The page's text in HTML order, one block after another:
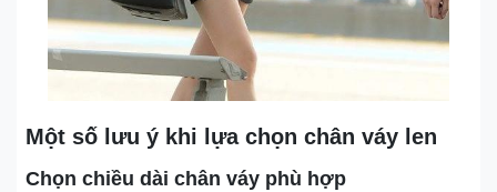
Một số lưu ý khi lựa chọn chân váy len
Chọn chiều dài chân váy phù hợp